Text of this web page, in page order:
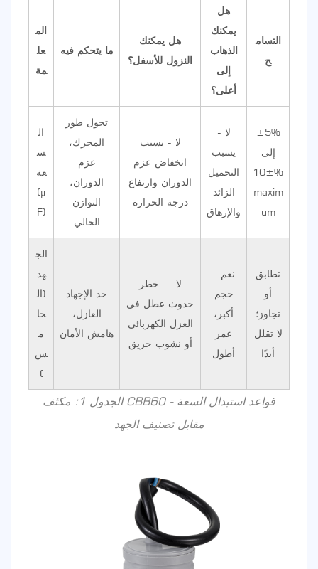
الجدول 1: مكثف CBB60 - قواعد استبدال السعة
مقابل تصنيف الجهد
الم
عل
مة
ما يتحكم فيه
هل يمكنك
النزول للأسفل؟
هل
يمكنك
الذهاب
إلى
أعلى؟
التسام
ح
ال
س
عة
(μ
F)
تحول طور
المحرك،
عزم
الدوران،
التوازن
الحالي
لا - يسبب
انخفاض عزم
الدوران وارتفاع
درجة الحرارة
لا -
يسبب
التحميل
الزائد
والإرهاق
±5%
إلى
±10%
maxim
um
الج
هد
(ال
خا
م
س
)
حد الإجهاد
العازل،
هامش الأمان
لا — خطر
حدوث عطل في
العزل الكهربائي
أو نشوب حريق
نعم -
حجم
أكبر،
عمر
أطول
تطابق
أو
تجاوز؛
لا تقلل
أبدًا